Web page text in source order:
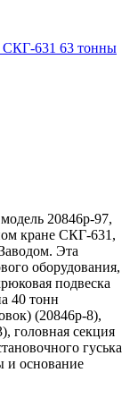
СКГ-631 63 тонны
20846р-97,
кране СКГ-631,
Эта
оборудования,
подвеска
40 тонн
(20846р-8),
головная секция
гуська
и основание